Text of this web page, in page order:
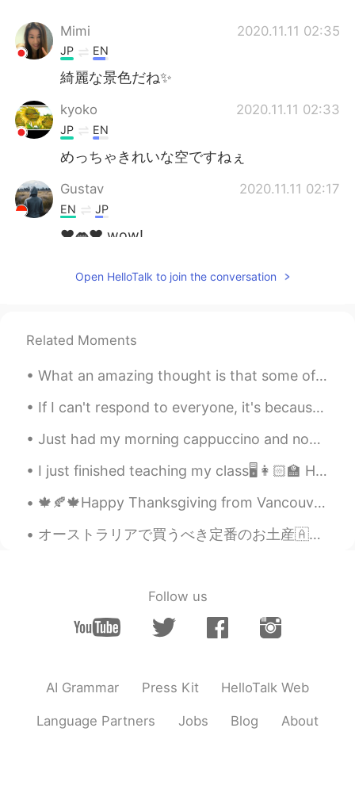
Mimi 2020.11.11 02:35
JP EN
綺麗な景色だね✨
kyoko 2020.11.11 02:33
JP EN
めっちゃきれいな空ですねぇ
Gustav 2020.11.11 02:17
EN JP
♥️👄♥️ wow!
Open HelloTalk to join the conversation
Related Moments
What an amazing thought is that some of our most wonderful days haven’t happened yet ! Your curre...
If I can't respond to everyone, it's because I have so many messages. If I don't respond, it's no...
Just had my morning cappuccino and now ready to work 💪💪 It's pretty rainy this morning in Tokyo,...
I just finished teaching my class🖥👩🏻‍🏫 How is your night ending? Today’s phrase is “ Knock your...
🍁🍂🍁Happy Thanksgiving from Vancouver :). The weather outside was very good and after a good and s...
オーストラリアで買うべき定番のお土産🇦🇺 オーストラリアで長年、愛されているお菓子といえば「ティムタム」があります。現在、日本でも購入することは可能ですが、現地でしか入手できない味もあるため、...
Follow us
AI Grammar Press Kit HelloTalk Web
Language Partners Jobs Blog About